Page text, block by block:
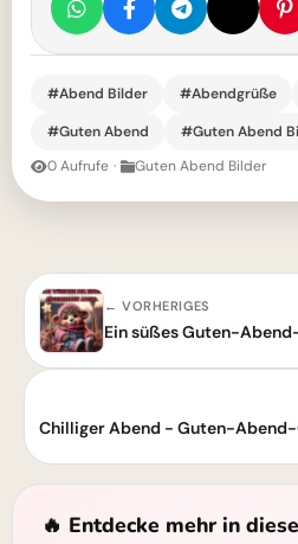
#Abend Bilder #Abendgrüße
#Guten Abend
#Guten Abend
0 Aufrufe · Guten Abend Bilder
← VORHERIGES
🔥 Entdecke mehr in